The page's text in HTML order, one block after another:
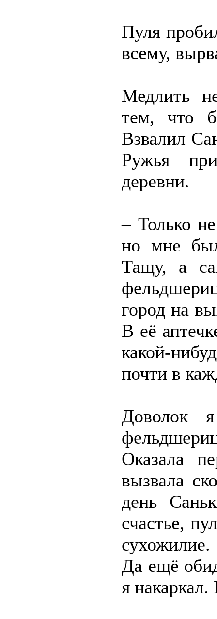
Пуля
всему,
Медлить
тем, что
Взвалил
Ружья
деревни.
– Только
но мне
Тащу, а
город на
В её
какой-
почти в
Доволок
Оказала
вызвала
день
счастье,
сухожилие.
Да ещё
я